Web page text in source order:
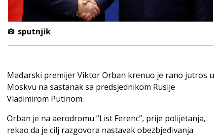
sputnjik
Mađarski premijer Viktor Orban krenuo je rano jutros u
Moskvu na sastanak sa predsjednikom Rusije
Vladimirom Putinom.
Orban je na aerodromu “List Ferenc”, prije polijetanja,
rekao da je cilj razgovora nastavak obezbjeđivanja